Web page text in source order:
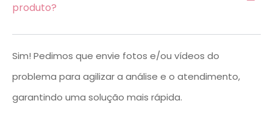
produto?
Sim! Pedimos que envie fotos e/ou vídeos do
problema para agilizar a análise e o atendimento,
garantindo uma solução mais rápida.